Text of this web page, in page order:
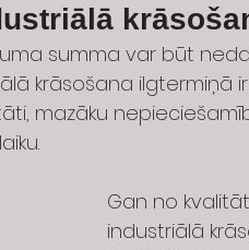
summa var būt
krāsošana ilgtermiņā ir
mazāku
Gan no
industriālā